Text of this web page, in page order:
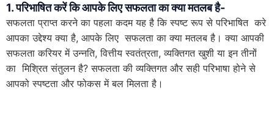
1. परिभाषित करें कि आपके लिए सफलता का क्या मतलब है-
सफलता प्राप्त करने का पहला कदम यह है कि स्पष्ट रूप से परिभाषित करे
आपका उद्देश्य क्या है, आपके लिए सफलता का क्या मतलब है। क्या आपकी
सफलता करियर में उन्नति, वित्तीय स्वतंत्रता, व्यक्तिगत खुशी या इन तीनों
का मिश्रित संतुलन है? सफलता की व्यक्तिगत और सही परिभाषा होने से
आपको स्पष्टता और फोकस में बल मिलता है।